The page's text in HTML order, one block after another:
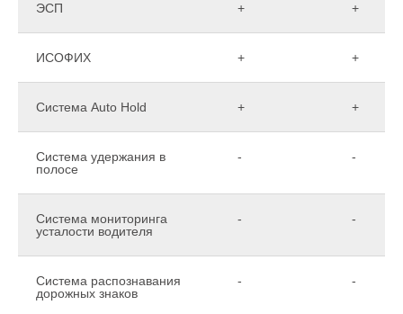
ЭСП + +
ИСОФИХ + +
Система Auto Hold + +
Система удержания в
полосе
- -
Система мониторинга
усталости водителя
- -
Система распознавания
дорожных знаков
- -